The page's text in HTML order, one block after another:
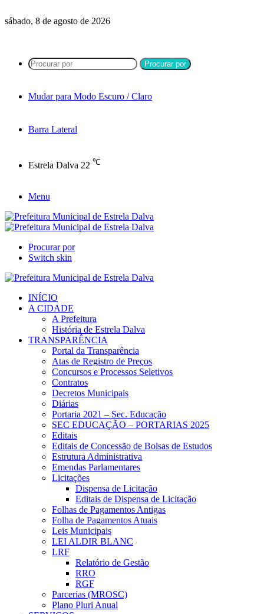
sábado, 8 de agosto de 2026
Procurar por
Mudar para Modo Escuro / Claro
Barra Lateral
Estrela Dalva 22 ℃
Menu
Procurar por
Switch skin
INÍCIO
A CIDADE
A Prefeitura
História de Estrela Dalva
TRANSPARÊNCIA
Portal da Transparência
Atas de Registro de Preços
Concursos e Processos Seletivos
Contratos
Decretos Municipais
Diárias
Portaria 2021 – Sec. Educação
SEC EDUCAÇÃO – PORTARIAS 2025
Editais
Editais de Concessão de Bolsas de Estudos
Estrutura Administrativa
Emendas Parlamentares
Licitações
Dispensa de Licitação
Editais de Dispensa de Licitação
Folhas de Pagamentos Antigas
Folha de Pagamentos Atuais
Leis Municipais
LEI ALDIR BLANC
LRF
Relatório de Gestão
RRO
RGF
Parcerias (MROSC)
Plano Pluri Anual